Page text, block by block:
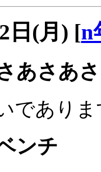
日(月) [n
あさあ
であり
ンチ